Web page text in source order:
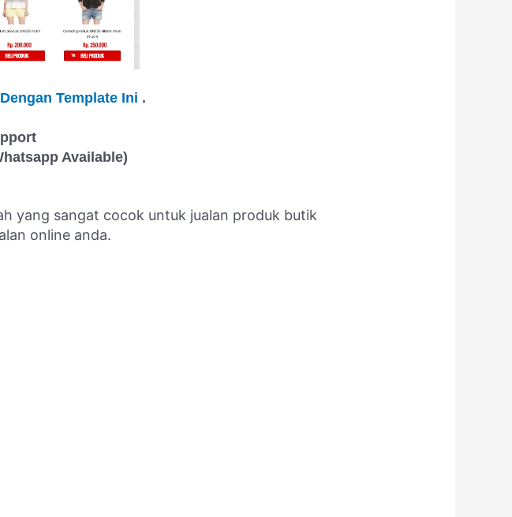
Template Ini .
Available)
yang sangat cocok untuk jualan produk butik
online anda.